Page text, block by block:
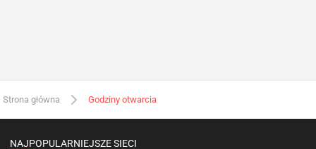
Strona główna Godziny otwarcia
NAJPOPULARNIEJSZE SIECI